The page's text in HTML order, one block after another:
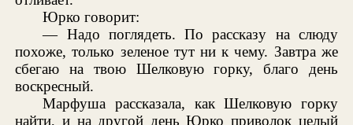
Юрко говорит:
— Надо поглядеть. По рассказу на слюду
похоже, только зеленое тут ни к чему. Завтра же
сбегаю на твою Шелковую горку, благо день
воскресный.
Марфуша рассказала, как Шелковую горку
найти, и на другой день Юрко приволок целый